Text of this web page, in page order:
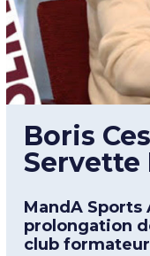
Boris
Servette
MandA Sports
prolongation
club